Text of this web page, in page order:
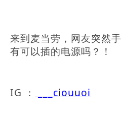
来到麦当劳，网友突然
有可以插的电源吗？！
IG ： ___ciouuoi